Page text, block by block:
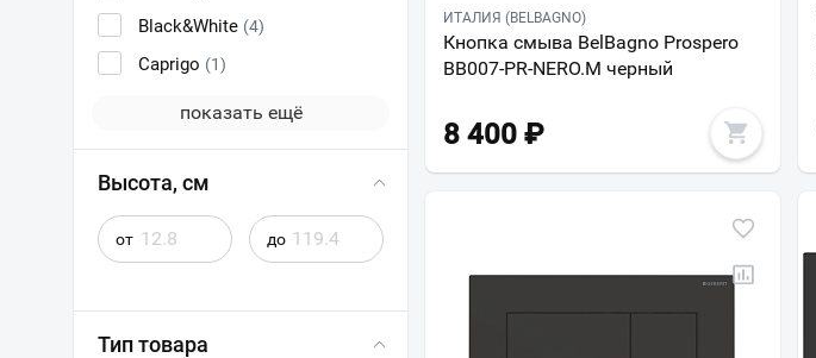
Black&White (4)
Caprigo (1)
показать ещё
Высота, см
от до
Тип товара
ИТАЛИЯ (BELBAGNO)
Кнопка смыва BelBagno Prospero
BB007-PR-NERO.M черный
8 400 ₽